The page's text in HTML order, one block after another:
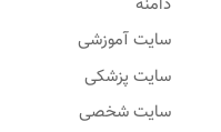
سایت آموزشی
سایت پزشکی
سایت شخصی